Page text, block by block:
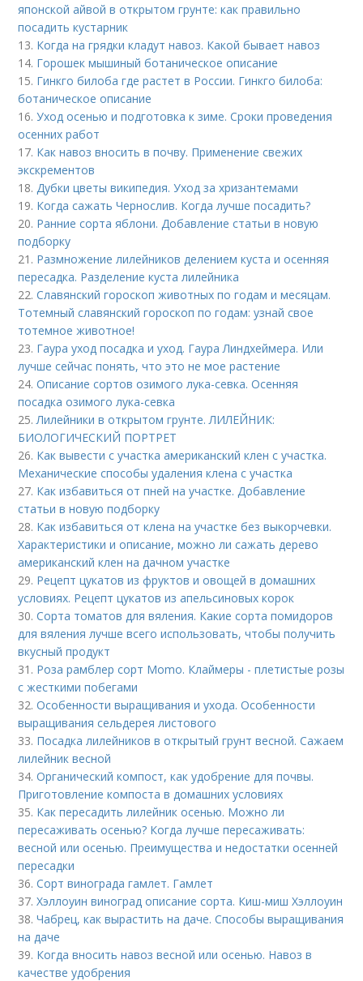
японской айвой в открытом грунте: как правильно
посадить кустарник
13. Когда на грядки кладут навоз. Какой бывает навоз
14. Горошек мышиный ботаническое описание
15. Гинкго билоба где растет в России. Гинкго билоба:
ботаническое описание
16.Уход осенью и подготовка к зиме. Сроки проведения
осенних работ
17. Как навоз вносить в почву. Применение свежих
экскрементов
18.Дубки цветы википедия. Уход за хризантемами
19. Когда сажать Чернослив. Когда лучше посадить?
20. Ранние сорта яблони. Добавление статьи в новую
подборку
21. Размножение лилейников делением куста и осенняя
пересадка. Разделение куста лилейника
22.Славянский гороскоп животных по годам и месяцам.
Тотемный славянский гороскоп по годам: узнай свое
тотемное животное!
23. Гаура уход посадка и уход. Гаура Линдхеймера. Или
лучше сейчас понять, что это не мое растение
24.Описание сортов озимого лука-севка. Осенняя
посадка озимого лука-севка
25.Лилейники в открытом грунте. ЛИЛЕЙНИК:
БИОЛОГИЧЕСКИЙ ПОРТРЕТ
26. Как вывести с участка американский клен с участка.
Механические способы удаления клена с участка
27. Как избавиться от пней на участке. Добавление
статьи в новую подборку
28. Как избавиться от клена на участке без выкорчевки.
Характеристики и описание, можно ли сажать дерево
американский клен на дачном участке
29. Рецепт цукатов из фруктов и овощей в домашних
условиях. Рецепт цукатов из апельсиновых корок
30.Сорта томатов для вяления. Какие сорта помидоров
для вяления лучше всего использовать, чтобы получить
вкусный продукт
31. Роза рамблер сорт Momo. Клаймеры - плетистые розы
с жесткими побегами
32.Особенности выращивания и ухода. Особенности
выращивания сельдерея листового
33. Посадка лилейников в открытый грунт весной. Сажаем
лилейник весной
34.Органический компост, как удобрение для почвы.
Приготовление компоста в домашних условиях
35. Как пересадить лилейник осенью. Можно ли
пересаживать осенью? Когда лучше пересаживать:
весной или осенью. Преимущества и недостатки осенней
пересадки
36.Сорт винограда гамлет. Гамлет
37.Хэллоуин виноград описание сорта. Киш-миш Хэллоуин
38.Чабрец, как вырастить на даче. Способы выращивания
на даче
39. Когда вносить навоз весной или осенью. Навоз в
качестве удобрения